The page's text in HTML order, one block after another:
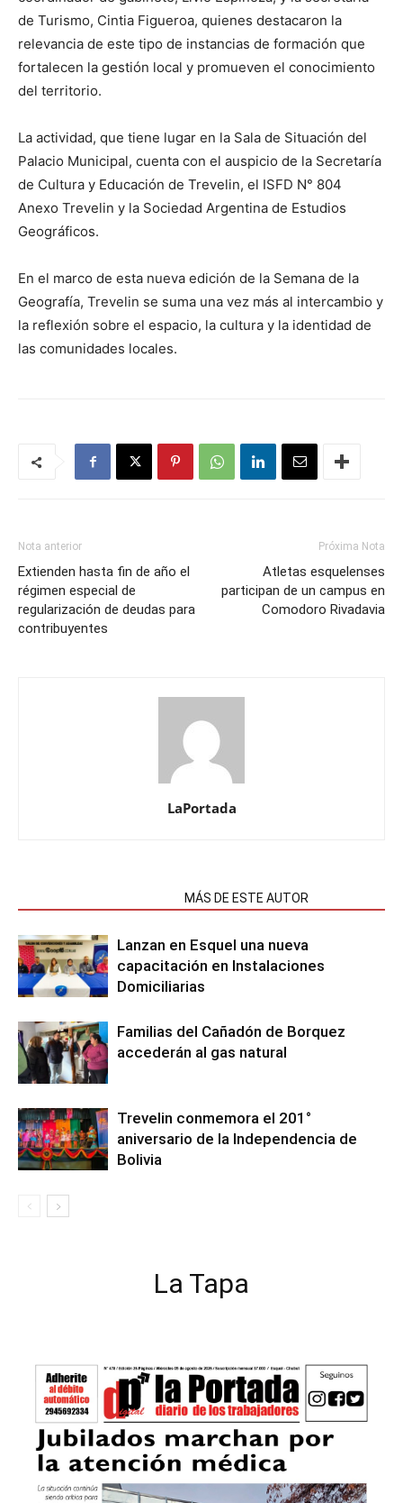
de Turismo, Cintia Figueroa, quienes destacaron la
relevancia de este tipo de instancias de formación que
fortalecen la gestión local y promueven el conocimiento
del territorio.
La actividad, que tiene lugar en la Sala de Situación del
Palacio Municipal, cuenta con el auspicio de la Secretaría
de Cultura y Educación de Trevelin, el ISFD N° 804
Anexo Trevelin y la Sociedad Argentina de Estudios
Geográficos.
En el marco de esta nueva edición de la Semana de la
Geografía, Trevelin se suma una vez más al intercambio y
la reflexión sobre el espacio, la cultura y la identidad de
las comunidades locales.
Nota anterior
Extienden hasta fin de año el
régimen especial de
regularización de deudas para
contribuyentes
Próxima Nota
Atletas esquelenses
participan de un campus en
Comodoro Rivadavia
LaPortada
MÁS DE ESTE AUTOR
Lanzan en Esquel una nueva
capacitación en Instalaciones
Domiciliarias
Familias del Cañadón de Borquez
accederán al gas natural
Trevelin conmemora el 201°
aniversario de la Independencia de
Bolivia
La Tapa